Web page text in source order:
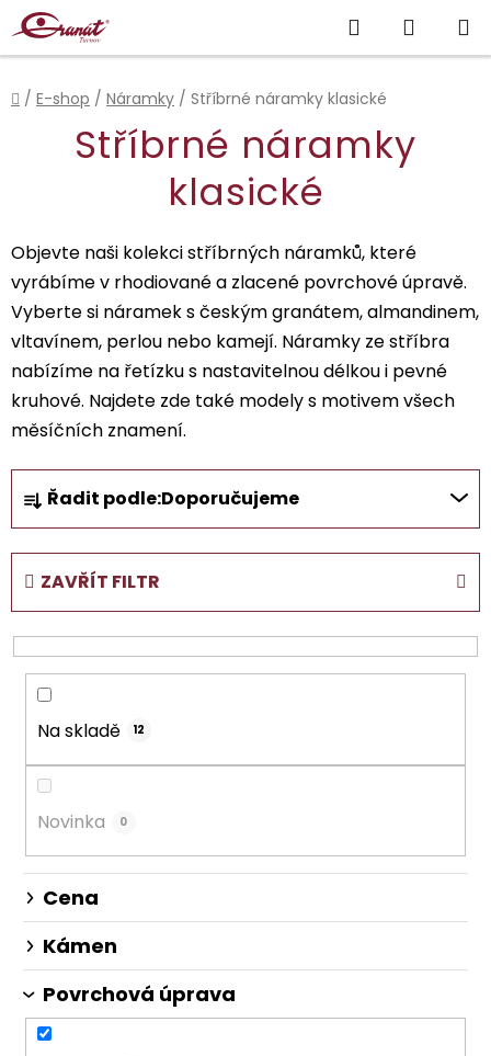
Přejít
na
obsah
Hledat
KOŠÍK
Domů
/ E-shop / Náramky / Stříbrné náramky klasické
Stříbrné náramky
klasické
Objevte naši kolekci stříbrných náramků, které
vyrábíme v rhodiované a zlacené povrchové úpravě.
Vyberte si náramek s českým granátem, almandinem,
vltavínem, perlou nebo kamejí. Náramky ze stříbra
nabízíme na řetízku s nastavitelnou délkou i pevné
kruhové. Najdete zde také modely s motivem všech
měsíčních znamení.
Ř
a
z
e
n
í
p
u
ů
Řadit podle:Doporučujeme
ZAVŘÍT FILTR
Na skladě 12
Novinka 0
Cena
Kámen
Povrchová úprava